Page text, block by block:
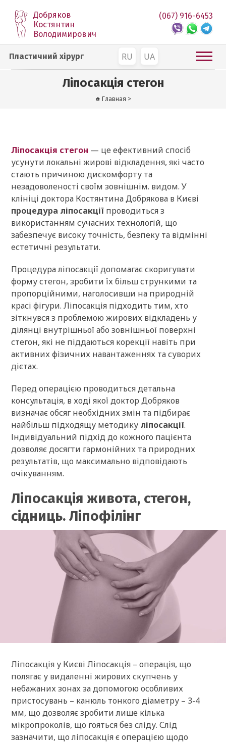
Добряков
Костянтин
Володимирович
RU UA
(067) 916-6453
Пластичний хірург
Ліпосакція стегон
Главная >
Ліпосакція стегон — це ефективний спосіб
усунути локальні жирові відкладення, які часто
стають причиною дискомфорту та
незадоволеності своїм зовнішнім. видом. У
клініці доктора Костянтина Добрякова в Києві
процедура ліпосакції проводиться з
використанням сучасних технологій, що
забезпечує високу точність, безпеку та відмінні
естетичні результати.
Процедура ліпосакції допомагає скоригувати
форму стегон, зробити їх більш стрункими та
пропорційними, наголосивши на природній
красі фігури. Ліпосакція підходить тим, хто
зіткнувся з проблемою жирових відкладень у
ділянці внутрішньої або зовнішньої поверхні
стегон, які не піддаються корекції навіть при
активних фізичних навантаженнях та суворих
дієтах.
Перед операцією проводиться детальна
консультація, в ході якої доктор Добряков
визначає обсяг необхідних змін та підбирає
найбільш підходящу методику ліпосакції.
Індивідуальний підхід до кожного пацієнта
дозволяє досягти гармонійних та природних
результатів, що максимально відповідають
очікуванням.
Ліпосакція живота, стегон,
сідниць. Ліпофілінг
Ліпосакція у Києві Ліпосакція – операція, що
полягає у видаленні жирових скупчень у
небажаних зонах за допомогою особливих
пристосувань – канюль тонкого діаметру – 3-4
мм, що дозволяє зробити лише кілька
мікропроколів, що гояться без сліду. Слід
зазначити, що ліпосакція є операцією щодо